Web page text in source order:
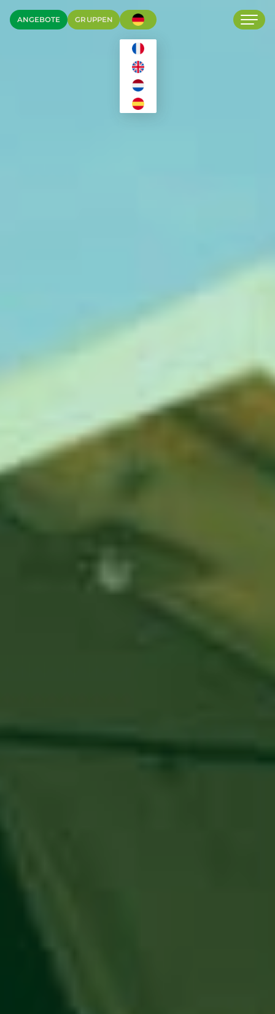
ANGEBOTE GRUPPEN